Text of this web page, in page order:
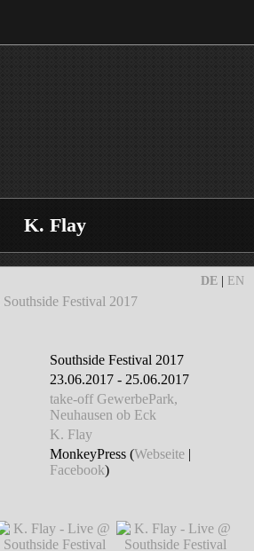
K. Flay
DE| EN
Southside Festival 2017
Southside Festival 2017
23.06.2017 - 25.06.2017
take-off GewerbePark,
Neuhausen ob Eck
K. Flay
MonkeyPress (Webseite |
Facebook)